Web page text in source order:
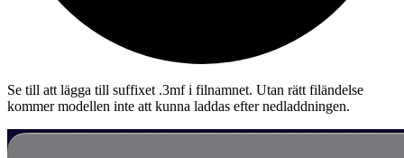
Se till att lägga till suffixet .3mfi filnamnet. Utan rätt filändelse
kommer modellen inte att kunna laddas efter nedladdningen.